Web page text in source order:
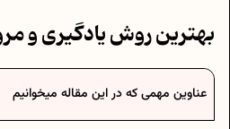
بهترین روش یادگیری و
عناوین مهمی که در این مقاله میخوانیم